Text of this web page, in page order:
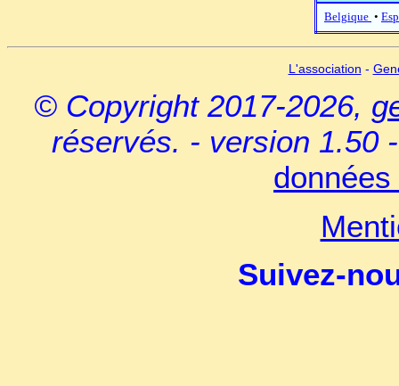
Belgique •
L'association -
© Copyright 2017-2026,
réservés. - version 1.50
Suivez-